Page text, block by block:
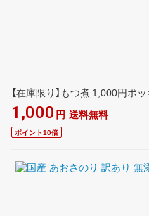
【在庫限り】もつ煮 1,000円ポ
1,000 円 送料無料
ポイント10倍